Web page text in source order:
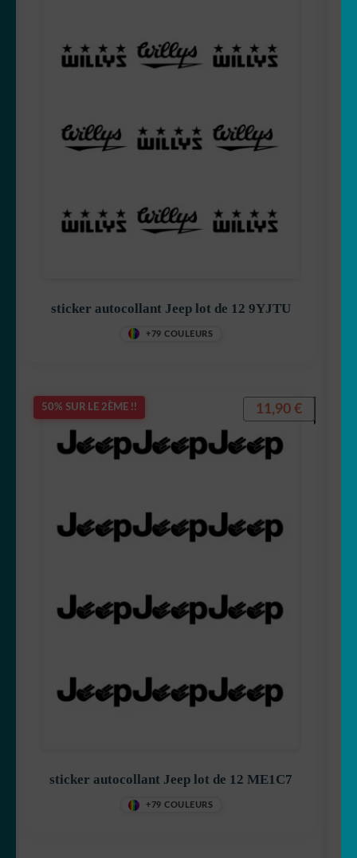
sticker autocollant Jeep lot de 12 9YJTU
+79 COULEURS
50% SUR LE 2ÈME !!
sticker autocollant Jeep lot de 12 ME1C7
+79 COULEURS
11,90 €